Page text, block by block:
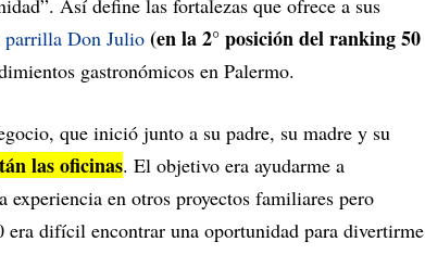
Así define las fortalezas que ofrece a sus
parrilla Don Julio (en la 2° posición del ranking 50
gastronómicos en Palermo.
que inició junto a su padre, su madre y su
las oficinas. El objetivo era ayudarme a
en otros proyectos familiares pero
difícil encontrar una oportunidad para divertirme